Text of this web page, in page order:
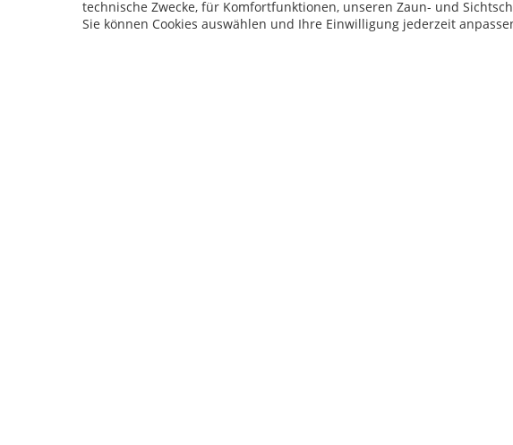
Freitag: 9:00 h - 15:00 h
technische Zwecke, für Komfortfunktionen, unseren Zaun- und
Sie können Cookies auswählen und Ihre Einwilligung jederzeit